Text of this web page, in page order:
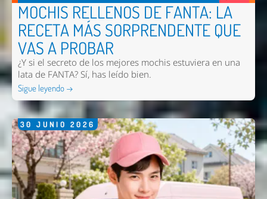
MOCHIS RELLENOS DE FANTA: LA
RECETA MÁS SORPRENDENTE QUE
VAS A PROBAR
¿Y si el secreto de los mejores mochis estuviera en una
lata de FANTA? Sí, has leído bien.
Sigue leyendo →
30 JUNIO 2026
Nombre *
Email *
Comentario *